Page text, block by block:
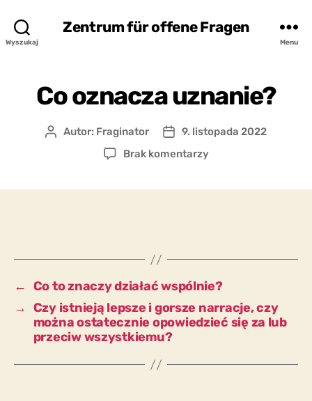
Wyszukaj
Zentrum für offene Fragen
Menu
Co oznacza uznanie?
AutorAutor: Fraginator
Data
wpisu
9. listopada 2022
Brak komentarzydo
← Co to znaczy działać wspólnie?
→ Czy istnieją lepsze i gorsze narracje, czy
można ostatecznie opowiedzieć się za lub
przeciw wszystkiemu?